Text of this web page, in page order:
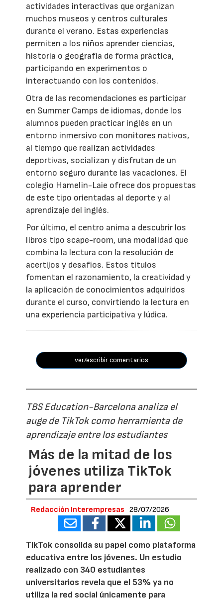
actividades interactivas que organizan
muchos museos y centros culturales
durante el verano. Estas experiencias
permiten a los niños aprender ciencias,
historia o geografía de forma práctica,
participando en experimentos o
interactuando con los contenidos.
Otra de las recomendaciones es participar
en Summer Camps de idiomas, donde los
alumnos pueden practicar inglés en un
entorno inmersivo con monitores nativos,
al tiempo que realizan actividades
deportivas, socializan y disfrutan de un
entorno seguro durante las vacaciones. El
colegio Hamelin-Laie ofrece dos propuestas
de este tipo orientadas al deporte y al
aprendizaje del inglés.
Por último, el centro anima a descubrir los
libros tipo scape-room, una modalidad que
combina la lectura con la resolución de
acertijos y desafíos. Estos títulos
fomentan el razonamiento, la creatividad y
la aplicación de conocimientos adquiridos
durante el curso, convirtiendo la lectura en
una experiencia participativa y lúdica.
ver/escribir comentarios
TBS Education-Barcelona analiza el
auge de TikTok como herramienta de
aprendizaje entre los estudiantes
Más de la mitad de los
jóvenes utiliza TikTok
para aprender
Redacción Interempresas 28/07/2026
TikTok consolida su papel como plataforma
educativa entre los jóvenes. Un estudio
realizado con 340 estudiantes
universitarios revela que el 53% ya no
utiliza la red social únicamente para